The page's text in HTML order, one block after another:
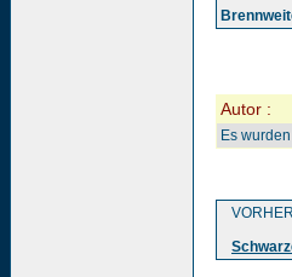
Autor :
Es